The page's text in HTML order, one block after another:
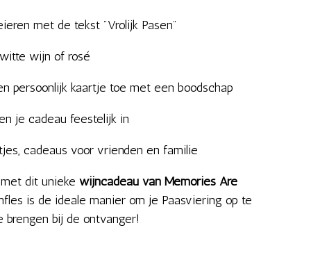
met de tekst "Vrolijk Pasen"
wijn of rosé
persoonlijk kaartje toe met een boodschap
je cadeau feestelijk in
cadeaus voor vrienden en familie
dit unieke wijncadeau van Memories Are
is de ideale manier om je Paasviering op te
brengen bij de ontvanger!